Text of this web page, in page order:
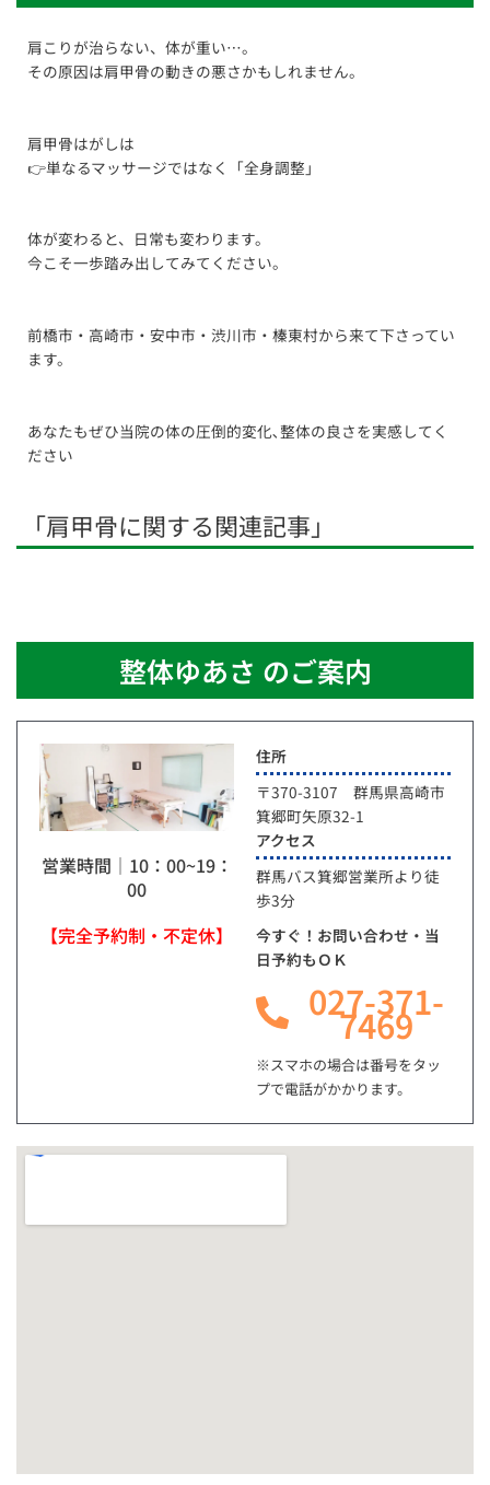
肩こりが治らない、体が重い…。
その原因は肩甲骨の動きの悪さかもしれません。
肩甲骨はがしは
👉単なるマッサージではなく「全身調整」
体が変わると、日常も変わります。
今こそ一歩踏み出してみてください。
前橋市・高崎市・安中市・渋川市・榛東村から来て下さってい
ます。
あなたもぜひ当院の体の圧倒的変化､整体の良さを実感してく
ださい
「肩甲骨に関する関連記事」
整体ゆあさ のご案内
営業時間｜10：00~19：
00
【完全予約制・不定休】
住所
〒370-3107 群馬県高崎市
箕郷町矢原32-1
アクセス
群馬バス箕郷営業所より徒
歩3分
今すぐ！お問い合わせ・当
日予約もＯＫ
027-371-
7469
※スマホの場合は番号をタッ
プで電話がかかります。